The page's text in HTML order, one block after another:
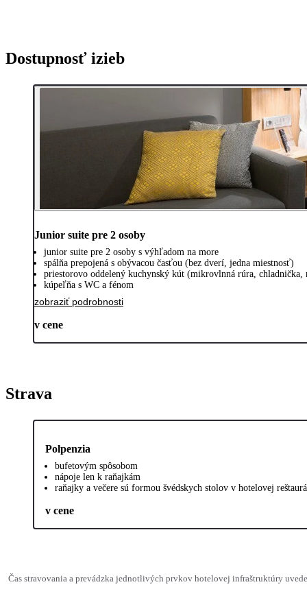
Dostupnosť izieb
Junior suite pre 2 osoby
junior suite pre 2 osoby s výhľadom na more
spálňa prepojená s obývacou časťou (bez dverí, jedna miestnosť)
priestorovo oddelený kuchynský kút (mikrovlnná rúra, chladnička,
kúpeľňa s WC a fénom
zobraziť podrobnosti
v cene
Strava
Polpenzia
bufetovým spôsobom
nápoje len k raňajkám
raňajky a večere sú formou švédskych stolov v hotelovej
v cene
Čas stravovania a prevádzka jednotlivých prvkov hotelovej infraštruktúry